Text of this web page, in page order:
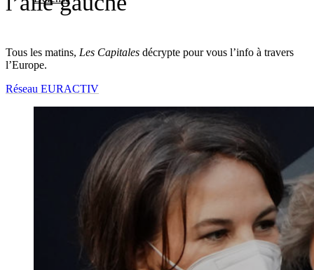
Tous les matins, Les Capitales décrypte pour vous l’info à travers
l’Europe.
Réseau EURACTIV